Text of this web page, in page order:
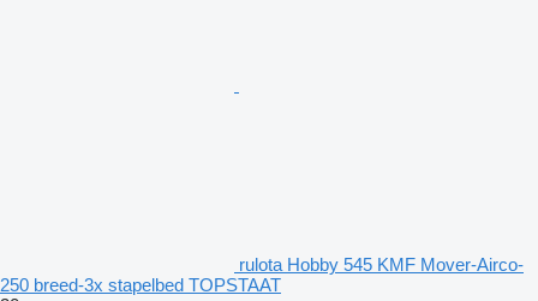
rulota Hobby 545 KMF Mover-Airco-
250 breed-3x stapelbed TOPSTAAT